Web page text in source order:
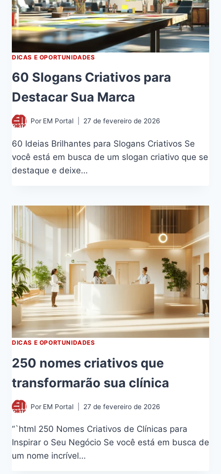
DICAS E OPORTUNIDADES
60 Slogans Criativos para
Destacar Sua Marca
Por EM Portal 27 de fevereiro de 2026
60 Ideias Brilhantes para Slogans Criativos Se
você está em busca de um slogan criativo que se
destaque e deixe…
DICAS E OPORTUNIDADES
250 nomes criativos que
transformarão sua clínica
Por EM Portal 27 de fevereiro de 2026
“`html 250 Nomes Criativos de Clínicas para
Inspirar o Seu Negócio Se você está em busca de
um nome incrível…